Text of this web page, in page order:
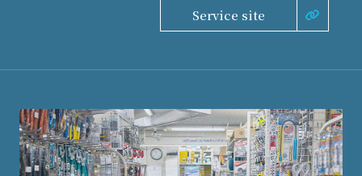
Service site